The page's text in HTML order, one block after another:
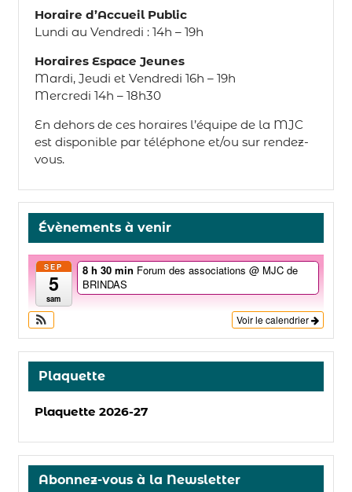
Horaire d’Accueil Public
Lundi au Vendredi : 14h – 19h
Horaires Espace Jeunes
Mardi, Jeudi et Vendredi 16h – 19h
Mercredi 14h – 18h30
En dehors de ces horaires l’équipe de la MJC
est disponible par téléphone et/ou sur rendez-
vous.
Évènements à venir
SEP
5
sam
8 h 30 min Forum des associations @ MJC de
BRINDAS
Voir le calendrier
Plaquette
Plaquette 2026-27
Abonnez-vous à la Newsletter